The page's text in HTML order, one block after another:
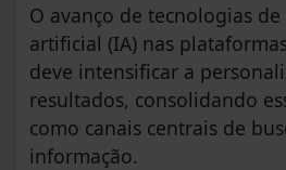
O avanço de tecnologias
artificial (IA) nas
deve intensificar a
resultados, consolidando
como canais centrais de
informação.